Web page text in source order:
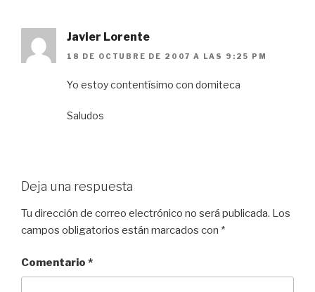
Javier Lorente
18 DE OCTUBRE DE 2007 A LAS 9:25 PM
Yo estoy contentísimo con domiteca
Saludos
Deja una respuesta
Tu dirección de correo electrónico no será publicada. Los
campos obligatorios están marcados con *
Comentario *